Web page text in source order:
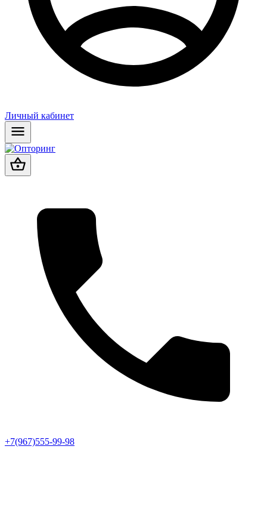
Личный кабинет
+7(967)555-99-98